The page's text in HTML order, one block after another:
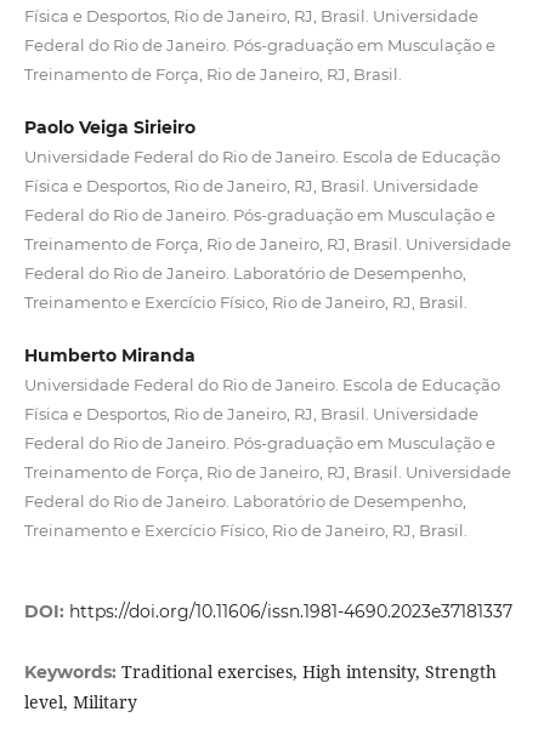
Física e Desportos, Rio de Janeiro, RJ, Brasil. Universidade
Federal do Rio de Janeiro. Pós-graduação em Musculação e
Treinamento de Força, Rio de Janeiro, RJ, Brasil.
Paolo Veiga Sirieiro
Universidade Federal do Rio de Janeiro. Escola de Educação
Física e Desportos, Rio de Janeiro, RJ, Brasil. Universidade
Federal do Rio de Janeiro. Pós-graduação em Musculação e
Treinamento de Força, Rio de Janeiro, RJ, Brasil. Universidade
Federal do Rio de Janeiro. Laboratório de Desempenho,
Treinamento e Exercício Físico, Rio de Janeiro, RJ, Brasil.
Humberto Miranda
Universidade Federal do Rio de Janeiro. Escola de Educação
Física e Desportos, Rio de Janeiro, RJ, Brasil. Universidade
Federal do Rio de Janeiro. Pós-graduação em Musculação e
Treinamento de Força, Rio de Janeiro, RJ, Brasil. Universidade
Federal do Rio de Janeiro. Laboratório de Desempenho,
Treinamento e Exercício Físico, Rio de Janeiro, RJ, Brasil.
DOI: https://doi.org/10.11606/issn.1981-4690.2023e37181337
Keywords: Traditional exercises, High intensity, Strength
level, Military